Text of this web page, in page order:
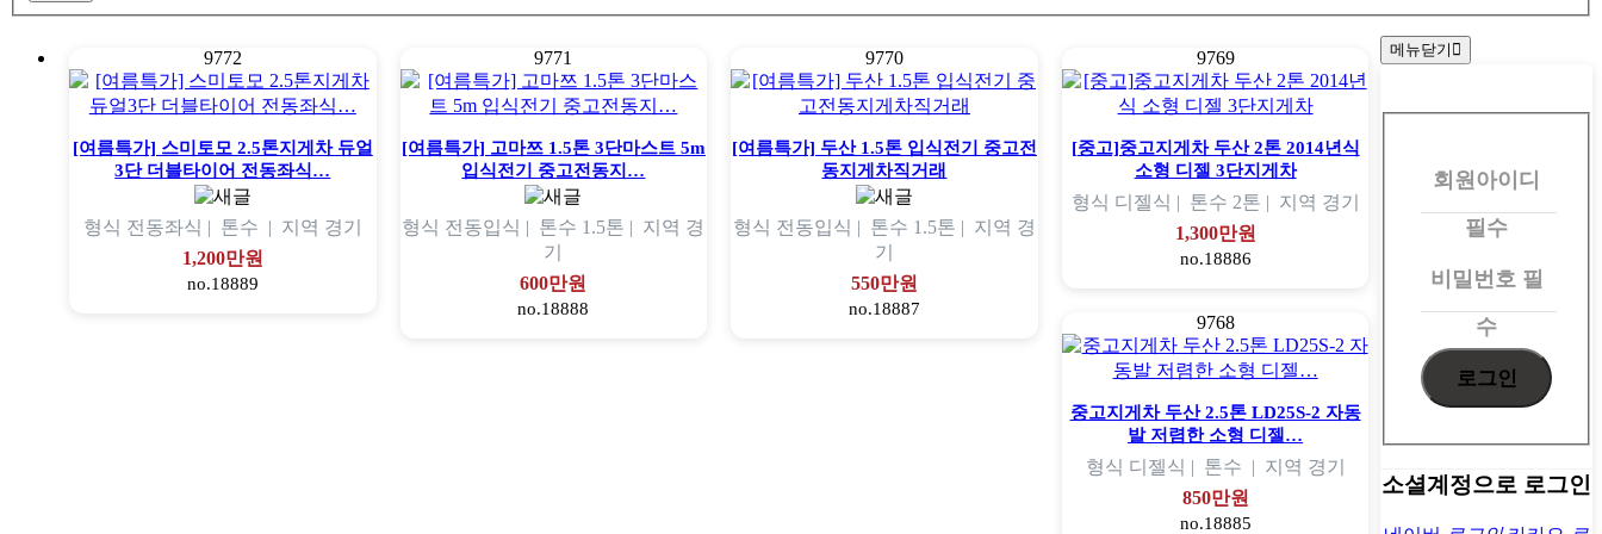
9772
[여름특가] 스미토모 2.5톤지게차 듀얼
3단 더블타이어 전동좌식…
형식 전동좌식 | 톤수 | 지역 경기
1,200만원
no.18889
9771
[여름특가] 고마쯔 1.5톤 3단마스트 5m
입식전기 중고전동지…
형식 전동입식 | 톤수 1.5톤 | 지역 경
기
600만원
no.18888
9770
[여름특가] 두산 1.5톤 입식전기 중고전
동지게차직거래
형식 전동입식 | 톤수 1.5톤 | 지역 경
기
550만원
no.18887
9769
[중고]중고지게차 두산 2톤 2014년식
소형 디젤 3단지게차
형식 디젤식 | 톤수 2톤 | 지역 경기
1,300만원
no.18886
9768
중고지게차 두산 2.5톤 LD25S-2 자동
발 저렴한 소형 디젤…
형식 디젤식 | 톤수 | 지역 경기
850만원
no.18885
메뉴닫기
회
회원아이디
필수
비밀번호필
수
소셜계정으로 로그인